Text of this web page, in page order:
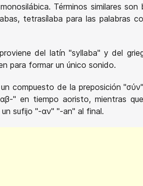
Términos similares son
tetrasílaba para las palabras
del latín "syllaba" y del
para formar un único sonido.
compuesto de la preposición
" en tiempo aoristo, mientras
un sufijo "-αν" "-an" al final.